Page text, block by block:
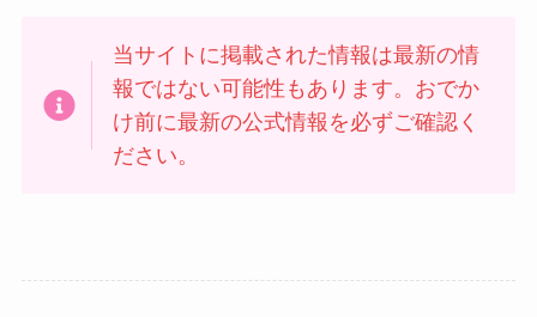
当サイトに掲載された情報は最新の情
報ではない可能性もあります。おでか
け前に最新の公式情報を必ずご確認く
ださい。